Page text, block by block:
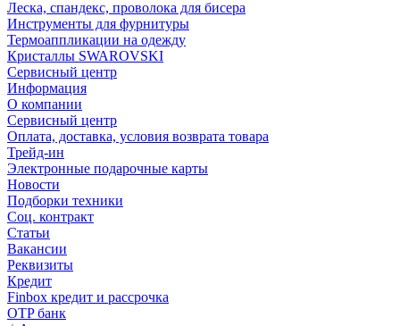
Леска, спандекс, проволока для бисера
Инструменты для фурнитуры
Термоаппликации на одежду
Кристаллы SWAROVSKI
Сервисный центр
Информация
О компании
Сервисный центр
Оплата, доставка, условия возврата товара
Трейд-ин
Электронные подарочные карты
Новости
Подборки техники
Соц. контракт
Статьи
Вакансии
Реквизиты
Кредит
Finbox кредит и рассрочка
OTP банк